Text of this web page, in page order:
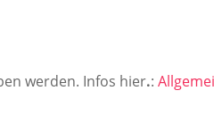
werden. Infos hier.: